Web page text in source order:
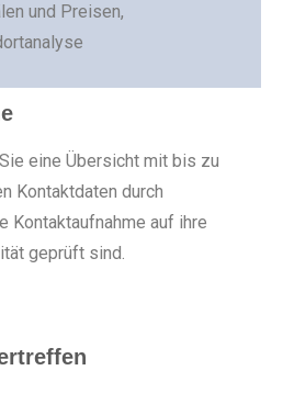
und Preisen,
eine Übersicht mit bis zu
Kontaktdaten durch
Kontaktaufnahme auf ihre
geprüft sind.